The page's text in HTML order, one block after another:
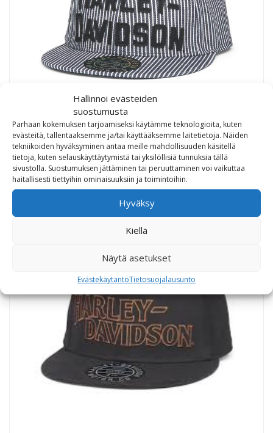
Hallinnoi evästeiden
suostumusta
Parhaan kokemuksen tarjoamiseksi käytämme teknologioita, kuten
evästeitä, tallentaaksemme ja/tai käyttääksemme laitetietoja. Näiden
tekniikoiden hyväksyminen antaa meille mahdollisuuden käsitellä
tietoja, kuten selauskäyttäytymistä tai yksilöllisiä tunnuksia tällä
sivustolla. Suostumuksen jättäminen tai peruuttaminen voi vaikuttaa
haitallisesti tiettyihin ominaisuuksiin ja toimintoihin.
Hyväksy
Kiellä
Näytä asetukset
EvästekäytäntöTietosuojalausunto
Harley-Davidson Men’s Foundation Railroad Snapback
55,09€